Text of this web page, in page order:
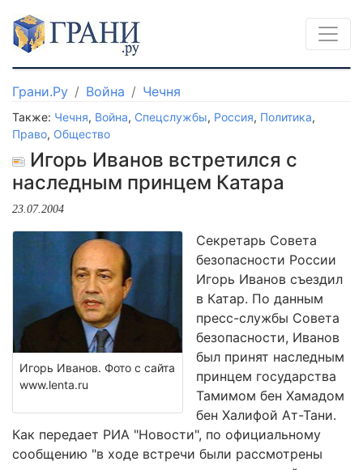
Грани.Ру Война Чечня
Также: Чечня, Война, Спецслужбы, Россия, Политика,
Право, Общество
Игорь Иванов встретился с
наследным принцем Катара
23.07.2004
Игорь Иванов. Фото с сайта
www.lenta.ru
Секретарь Совета
безопасности России
Игорь Иванов съездил
в Катар. По данным
пресс-службы Совета
безопасности, Иванов
был принят наследным
принцем государства
Тамимом бен Хамадом
бен Халифой Ат-Тани.
Как передает РИА "Новости", по официальному
сообщению "в ходе встречи были рассмотрены